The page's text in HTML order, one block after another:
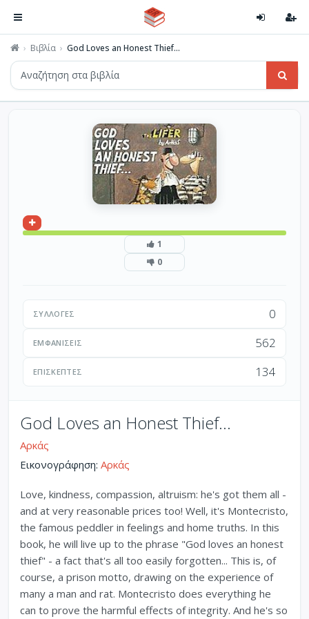
Βιβλία God Loves an Honest Thief...
1
0
ΣΥΛΛΟΓΈΣ 0
ΕΜΦΑΝΊΣΕΙΣ 562
ΕΠΙΣΚΈΠΤΕΣ 134
God Loves an Honest Thief...
Αρκάς
Εικονογράφηση: Αρκάς
Love, kindness, compassion, altruism: he's got them all -
and at very reasonable prices too! Well, it's Montecristo,
the famous peddler in feelings and home truths. In this
book, he will live up to the phrase "God loves an honest
thief" - a fact that's all too easily forgotten... This is, of
course, a prison motto, drawing on the experience of
many a man and rat. Montecristo does everything he
can to prove the harmful effects of integrity. And he's so